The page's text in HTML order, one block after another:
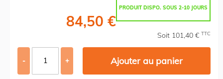
PRODUIT DISPO. SOUS 2-10 JOURS
84,50 €
Soit 101,40 € TTC
- + Ajouter au panier